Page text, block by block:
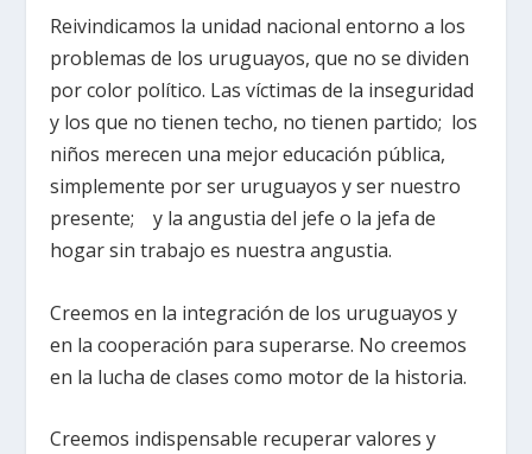
Reivindicamos la unidad nacional entorno a los
problemas de los uruguayos, que no se dividen
por color político. Las víctimas de la inseguridad
y los que no tienen techo, no tienen partido; los
niños merecen una mejor educación pública,
simplemente por ser uruguayos y ser nuestro
presente; y la angustia del jefe o la jefa de
hogar sin trabajo es nuestra angustia.
Creemos en la integración de los uruguayos y
en la cooperación para superarse. No creemos
en la lucha de clases como motor de la historia.
Creemos indispensable recuperar valores y